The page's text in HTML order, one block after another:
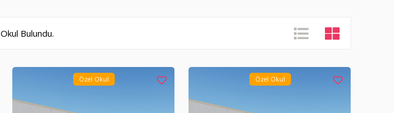
Okul Bulundu.
Özel Okul Özel Okul